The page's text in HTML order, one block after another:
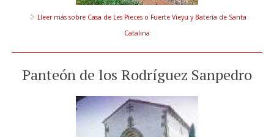
Lleer mássobre Casa de Les Pieces o Fuerte Vieyu y Batería de Santa
Catalina
Panteón de los Rodríguez Sanpedro